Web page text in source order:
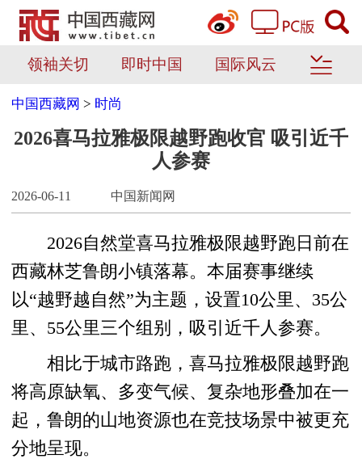
领袖关切 即时中国 国际风云
中国西藏网 > 时尚
2026喜马拉雅极限越野跑收官 吸引近千
人参赛
2026-06-11 中国新闻网
2026自然堂喜马拉雅极限越野跑日前在
西藏林芝鲁朗小镇落幕。本届赛事继续
以“越野越自然”为主题，设置10公里、35公
里、55公里三个组别，吸引近千人参赛。
相比于城市路跑，喜马拉雅极限越野跑
将高原缺氧、多变气候、复杂地形叠加在一
起，鲁朗的山地资源也在竞技场景中被更充
分地呈现。